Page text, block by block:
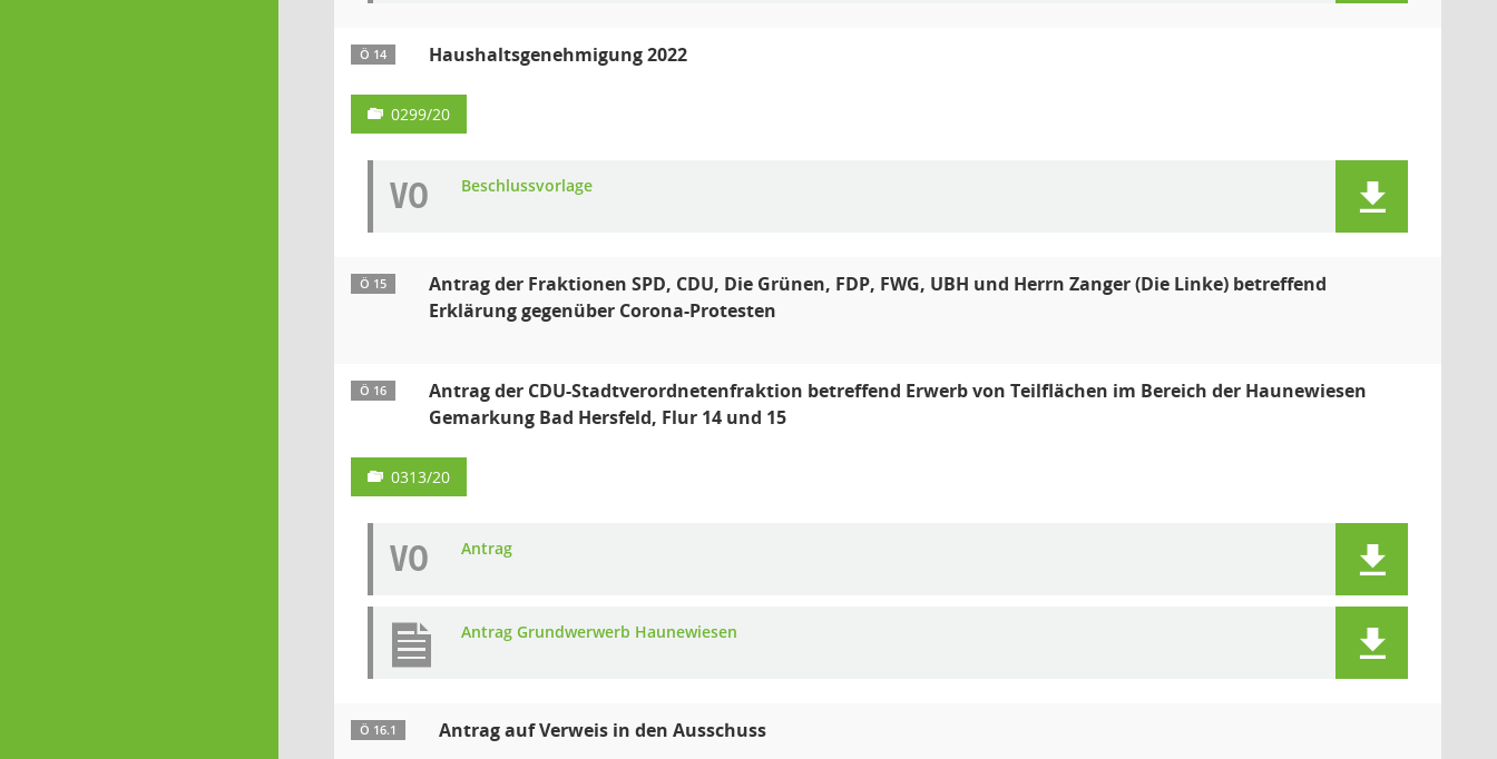
Ö 14 Haushaltsgenehmigung 2022
0299/20
VO Beschlussvorlage
Ö 15
Antrag der Fraktionen SPD, CDU, Die Grünen, FDP, FWG, UBH und Herrn Zanger (Die Linke) betreffend
Erklärung gegenüber Corona-Protesten
Ö 16
Antrag der CDU-Stadtverordnetenfraktion betreffend Erwerb von Teilflächen im Bereich der Haunewiesen
Gemarkung Bad Hersfeld, Flur 14 und 15
0313/20
VO Antrag
Antrag Grundwerwerb Haunewiesen
Ö 16.1 Antrag auf Verweis in den Ausschuss